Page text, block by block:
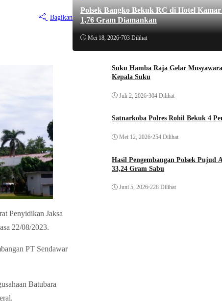
Bagikan
Penyidikan Jaksa
22/08/2023.
PT Sendawar
Batubara
Polsek Bangko Bekuk RC di Hotel Kamar
1,76 Gram Diamankan
Mei 18, 2026•703 Dilihat
Suku Hamba Raja Gelar
Kepala Suku
Juli 2, 2026•304 Dilihat
Satnarkoba Polres Rohil Bekuk 4
Mei 12, 2026•254 Dilihat
Hasil Pengembangan Polsek Pujud
33,24 Gram Sabu
Juni 5, 2026•228 Dilihat